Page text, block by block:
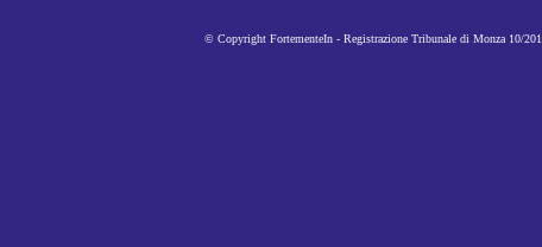
© Copyright FortementeIn - Registrazione Tribunale di Monza 10/